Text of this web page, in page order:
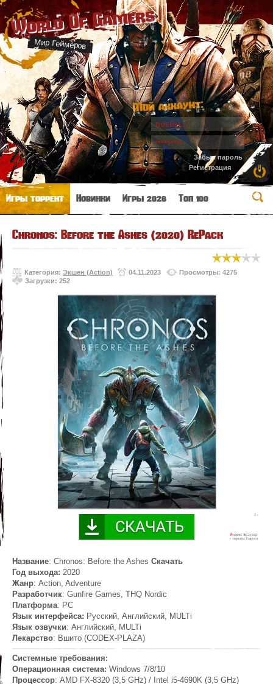
World Of Gamers
Мир Геймеров
Мой аккаунт:
Забыл пароль
Регистрация
Игры торрент Новинки Игры 2026 Топ 100
Chronos: Before the Ashes (2020) RePack
Категория: Экшен (Action) 04.11.2023
Просмотры: 4275
Загрузки: 252
Название: Chronos: Before the Ashes Скачать
Год выхода: 2020
Жанр: Action, Adventure
Разработчик: Gunfire Games, THQ Nordic
Платформа: РС
Язык интерфейса: Русский, Английский, MULTi
Язык озвучки: Английский, MULTi
Лекарство: Вшито (CODEX-PLAZA)
Системные требования:
Операционная система: Windows 7/8/10
Процессор: AMD FX-8320 (3,5 GHz) / Intel i5-4690K (3,5 GHz)